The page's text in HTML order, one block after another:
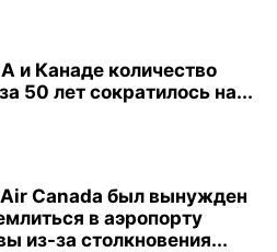
и Канаде количество
50 лет сократилось на...
Canada был вынужден
в аэропорту
из-за столкновения...